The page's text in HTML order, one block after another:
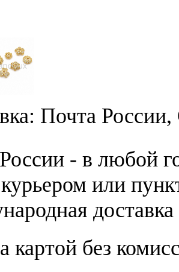
Почта
- в любой
или
картой без